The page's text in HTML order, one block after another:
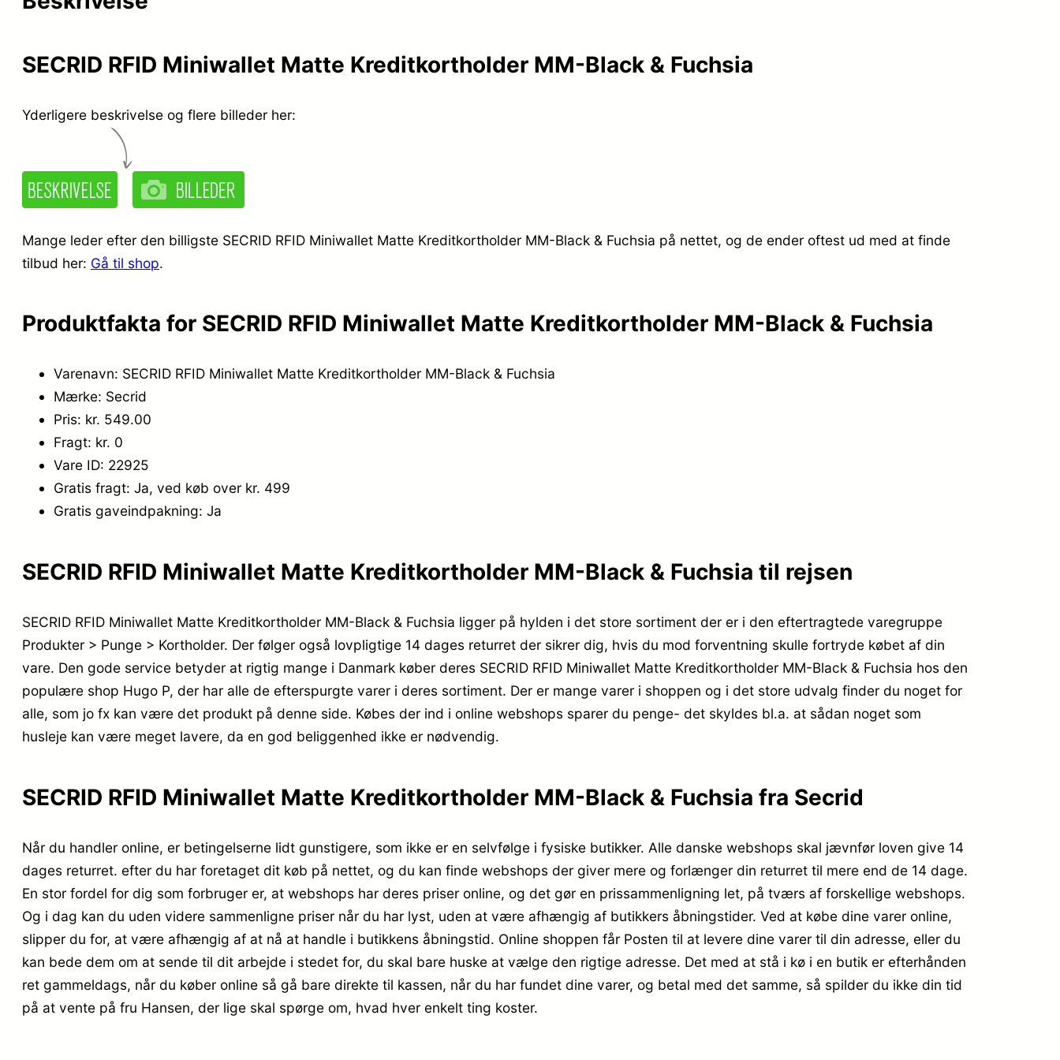
SECRID RFID Miniwallet Matte Kreditkortholder MM-Black & Fuchsia
Yderligere beskrivelse og flere billeder her:
Mange leder efter den billigste SECRID RFID Miniwallet Matte Kreditkortholder MM-Black & Fuchsia på nettet, og de ender oftest ud med at finde
tilbud her: Gå til shop.
Produktfakta for SECRID RFID Miniwallet Matte Kreditkortholder MM-Black & Fuchsia
Varenavn: SECRID RFID Miniwallet Matte Kreditkortholder MM-Black & Fuchsia
Mærke: Secrid
Pris: kr. 549.00
Fragt: kr. 0
Vare ID: 22925
Gratis fragt: Ja, ved køb over kr. 499
Gratis gaveindpakning: Ja
SECRID RFID Miniwallet Matte Kreditkortholder MM-Black & Fuchsia til rejsen
SECRID RFID Miniwallet Matte Kreditkortholder MM-Black & Fuchsia ligger på hylden i det store sortiment der er i den eftertragtede varegruppe
Produkter > Punge > Kortholder. Der følger også lovpligtige 14 dages returret der sikrer dig, hvis du mod forventning skulle fortryde købet af din
vare. Den gode service betyder at rigtig mange i Danmark køber deres SECRID RFID Miniwallet Matte Kreditkortholder MM-Black & Fuchsia hos den
populære shop Hugo P, der har alle de efterspurgte varer i deres sortiment. Der er mange varer i shoppen og i det store udvalg finder du noget for
alle, som jo fx kan være det produkt på denne side. Købes der ind i online webshops sparer du penge- det skyldes bl.a. at sådan noget som
husleje kan være meget lavere, da en god beliggenhed ikke er nødvendig.
SECRID RFID Miniwallet Matte Kreditkortholder MM-Black & Fuchsia fra Secrid
Når du handler online, er betingelserne lidt gunstigere, som ikke er en selvfølge i fysiske butikker. Alle danske webshops skal jævnfør loven give 14
dages returret. efter du har foretaget dit køb på nettet, og du kan finde webshops der giver mere og forlænger din returret til mere end de 14 dage.
En stor fordel for dig som forbruger er, at webshops har deres priser online, og det gør en prissammenligning let, på tværs af forskellige webshops.
Og i dag kan du uden videre sammenligne priser når du har lyst, uden at være afhængig af butikkers åbningstider. Ved at købe dine varer online,
slipper du for, at være afhængig af at nå at handle i butikkens åbningstid. Online shoppen får Posten til at levere dine varer til din adresse, eller du
kan bede dem om at sende til dit arbejde i stedet for, du skal bare huske at vælge den rigtige adresse. Det med at stå i kø i en butik er efterhånden
ret gammeldags, når du køber online så gå bare direkte til kassen, når du har fundet dine varer, og betal med det samme, så spilder du ikke din tid
på at vente på fru Hansen, der lige skal spørge om, hvad hver enkelt ting koster.